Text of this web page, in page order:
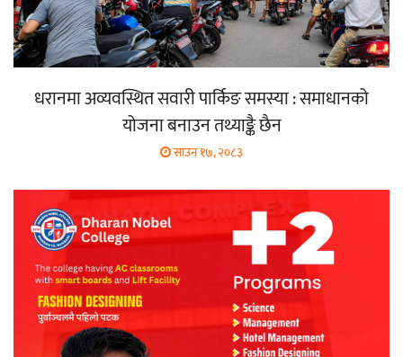
धरानमा अव्यवस्थित सवारी पार्किङ समस्या : समाधानको
योजना बनाउन तथ्याङ्कै छैन
साउन १७, २०८३